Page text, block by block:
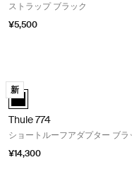
ストラップ ブラック
¥5,500
Thule 774 ショートルーフア
新
Thule 774 黒 (selected)
Thule 774
ショートルーフアダプター ブラ
¥14,300